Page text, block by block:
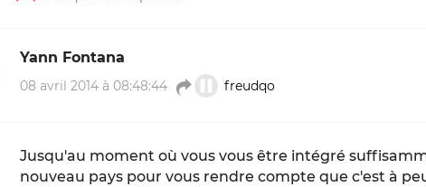
Yann Fontana
08 avril 2014 à 08:48:44 freudqo
Jusqu'au moment où vous vous être intégré
nouveau pays pour vous rendre compte que c'est à